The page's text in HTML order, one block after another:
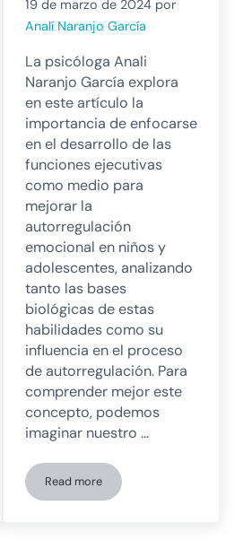
del espectro autista y la dislexia:
19 de marzo de 2024 por
Analí Naranjo García
La psicóloga Anali
Naranjo García explora
en este artículo la
importancia de enfocarse
en el desarrollo de las
funciones ejecutivas
como medio para
mejorar la
autorregulación
emocional en niños y
adolescentes, analizando
tanto las bases
biológicas de estas
habilidades como su
influencia en el proceso
de autorregulación. Para
comprender mejor este
concepto, podemos
imaginar nuestro …
Read more¿Por qué debemos trabajar